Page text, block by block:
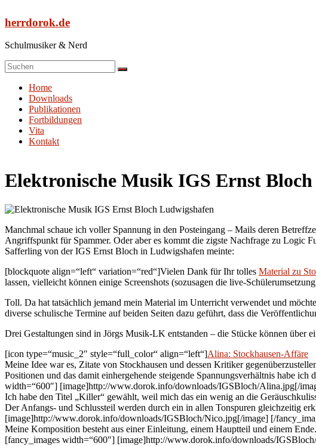
Inhalt
springen
herrdorok.de
Schulmusiker & Nerd
Menü
Home
Downloads
Publikationen
Fortbildungen
Vita
Kontakt
Elektronische Musik IGS Ernst
Manchmal schaue ich voller Spannung in den Posteingang – Mails deren
Angriffspunkt für Spammer. Oder aber es kommt die zigste Nachfrage zu Logic
Safferling von der IGS Ernst Bloch in Ludwigshafen meinte:
[blockquote align=“left“ variation=“red“]Vielen Dank für Ihr tolles Material zu
lassen, vielleicht können einige Screenshots (sozusagen die live-
Toll. Da hat tatsächlich jemand mein Material im Unterricht verwendet und
diverse schulische Termine auf beiden Seiten dazu geführt, dass die
Drei Gestaltungen sind in Jörgs Musik-LK entstanden – die Stücke können über
[icon type=“music_2″ style=“full_color“ align=“left“]Alina: Stockhausen-Affäre
Meine Idee war es, Zitate von Stockhausen und dessen Kritiker
Positionen und das damit einhergehende steigende Spannungsverhältnis habe
width=“600″] [image]http://www.dorok.info/downloads/IGSBloch/Alina.jpg[/
Ich habe den Titel „Killer“ gewählt, weil mich das ein wenig an die
Der Anfangs- und Schlussteil werden durch ein in allen Tonspuren gleichzeitig
[image]http://www.dorok.info/downloads/IGSBloch/Nico.jpg[/image] [/
Meine Komposition besteht aus einer Einleitung, einem Hauptteil und einem
[fancy_images width=“600″] [image]http://www.dorok.info/downloads/